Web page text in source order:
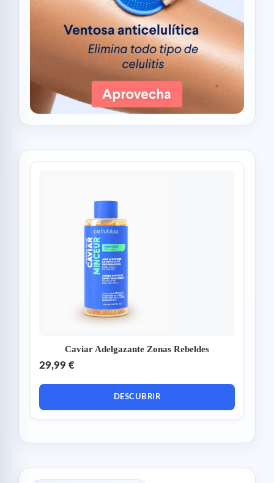
Caviar Adelgazante Zonas Rebeldes
29,99 €
DESCUBRIR